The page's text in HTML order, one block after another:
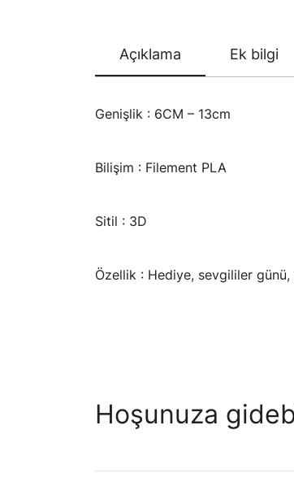
Açıklama Ek bilgi
Genişlik : 6CM – 13cm
Bilişim : Filement PLA
Sitil : 3D
Özellik : Hediye, sevgililer
Hoşunuza